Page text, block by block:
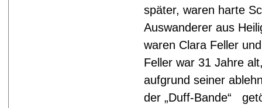
später, waren harte
Auswanderer aus
waren Clara Feller
Feller war 31 Jahre
aufgrund seiner
der „Duff-Bande“